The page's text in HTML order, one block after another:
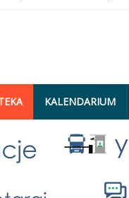
KALENDARIUM